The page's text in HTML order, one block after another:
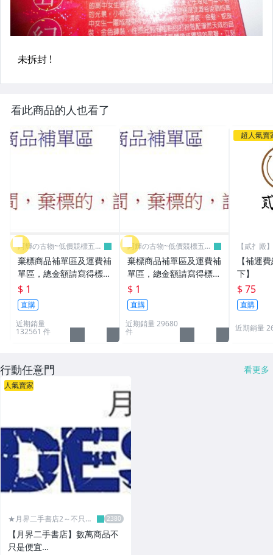
看此商品的人也看了
阿輝の古物~低價競標五六
日結標
棄標商品補單區及運費補
單區，總金額請寫得標商
品金額，運費請寫棄標商
品原設定之運費
$ 1
直購
近期銷量
132561 件
阿輝の古物~低價競標五六
日結標
棄標商品補單區及運費補
單區，總金額請寫得標商
品金額，運費請寫棄標商
品原設定之運費
$ 1
直購
近期銷量 29680
件
超人氣賣
【貳扌殿
我
【補運
下】
$ 75
直購
近期銷量
行動任意門 看更多
人氣賣家
★月界二手書店2～不只是
【月界二手書店】數萬商品不
只是便宜…